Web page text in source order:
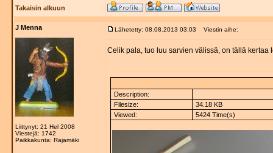
Takaisin alkuun
J Menna
Liittynyt: 21 Hel 2008
Viestejä: 1742
Paikkakunta: Rajamäki
Lähetetty: 08.08.2013 03:03 Viestin aihe:
Celik pala, tuo luu sarvien välissä, on tällä kertaa
Description:
Filesize:
34.18 KB
Viewed:
5424 Time(s)